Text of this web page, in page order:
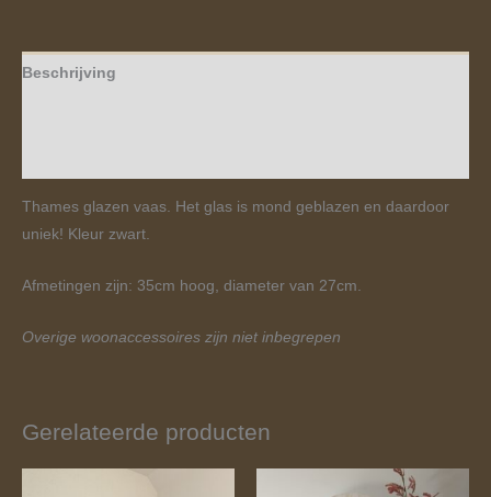
Beschrijving
Thames glazen vaas. Het glas is mond geblazen en daardoor
uniek! Kleur zwart.
Afmetingen zijn: 35cm hoog, diameter van 27cm.
Overige woonaccessoires zijn niet inbegrepen
Gerelateerde producten